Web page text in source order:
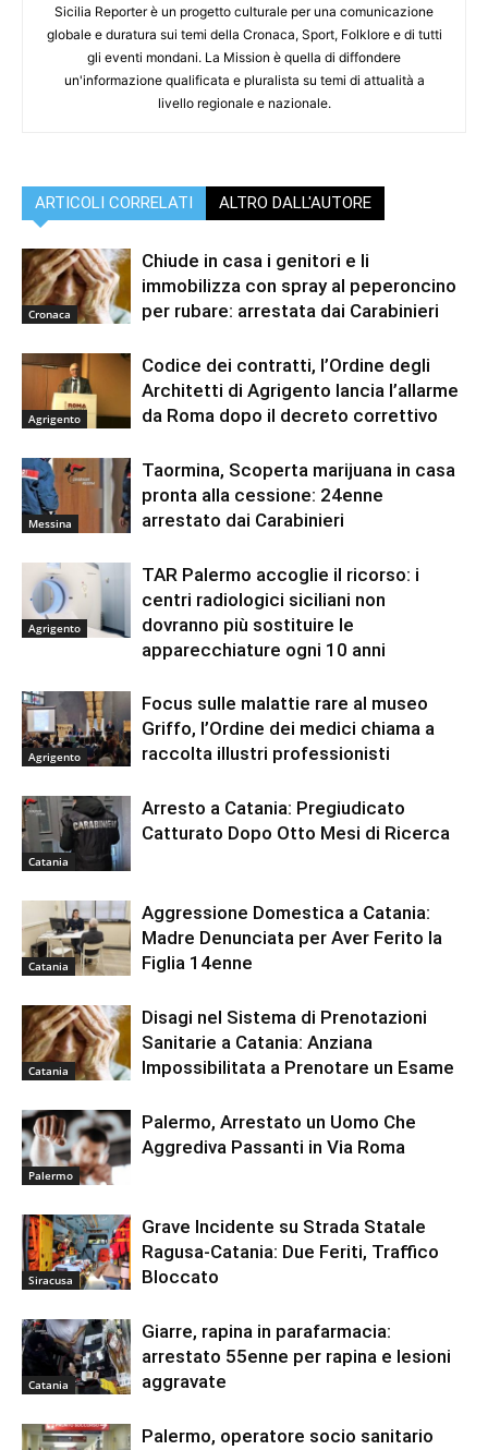
Sicilia Reporter è un progetto culturale per una comunicazione
globale e duratura sui temi della Cronaca, Sport, Folklore e di tutti
gli eventi mondani. La Mission è quella di diffondere
un'informazione qualificata e pluralista su temi di attualità a
livello regionale e nazionale.
ARTICOLI CORRELATI ALTRO DALL'AUTORE
Cronaca
Chiude in casa i genitori e li
immobilizza con spray al peperoncino
per rubare: arrestata dai Carabinieri
Agrigento
Codice dei contratti, l’Ordine degli
Architetti di Agrigento lancia l’allarme
da Roma dopo il decreto correttivo
Messina
Taormina, Scoperta marijuana in casa
pronta alla cessione: 24enne
arrestato dai Carabinieri
Agrigento
TAR Palermo accoglie il ricorso: i
centri radiologici siciliani non
dovranno più sostituire le
apparecchiature ogni 10 anni
Agrigento
Focus sulle malattie rare al museo
Griffo, l’Ordine dei medici chiama a
raccolta illustri professionisti
Catania
Arresto a Catania: Pregiudicato
Catturato Dopo Otto Mesi di Ricerca
Catania
Aggressione Domestica a Catania:
Madre Denunciata per Aver Ferito la
Figlia 14enne
Catania
Disagi nel Sistema di Prenotazioni
Sanitarie a Catania: Anziana
Impossibilitata a Prenotare un Esame
Palermo
Palermo, Arrestato un Uomo Che
Aggrediva Passanti in Via Roma
Siracusa
Grave Incidente su Strada Statale
Ragusa-Catania: Due Feriti, Traffico
Bloccato
Catania
Giarre, rapina in parafarmacia:
arrestato 55enne per rapina e lesioni
aggravate
Palermo, operatore socio sanitario